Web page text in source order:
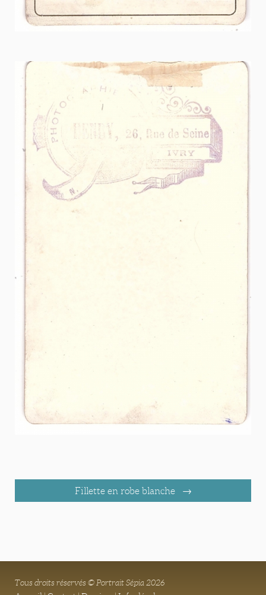
Fillette en robe blanche
Tous droits réservés © Portrait Sépia 2026